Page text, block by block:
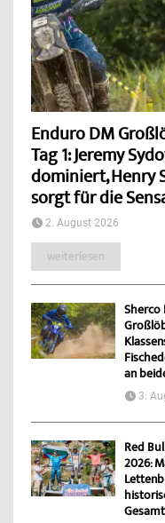
Enduro DM
Tag 1: Jeremy
dominiert, Henry
sorgt für die
2. August 2026
weiterlesen
Sherco
an
3.
Red
2026: